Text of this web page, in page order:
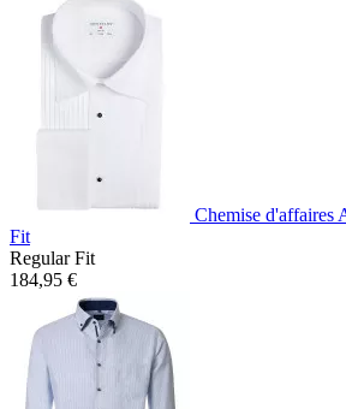
Chemise
Fit
Regular Fit
184,95 €